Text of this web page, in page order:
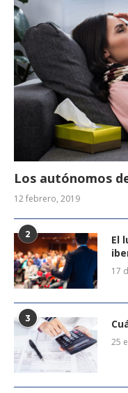
Los autónomos
12 febrero, 2019
2
El
17
3
25